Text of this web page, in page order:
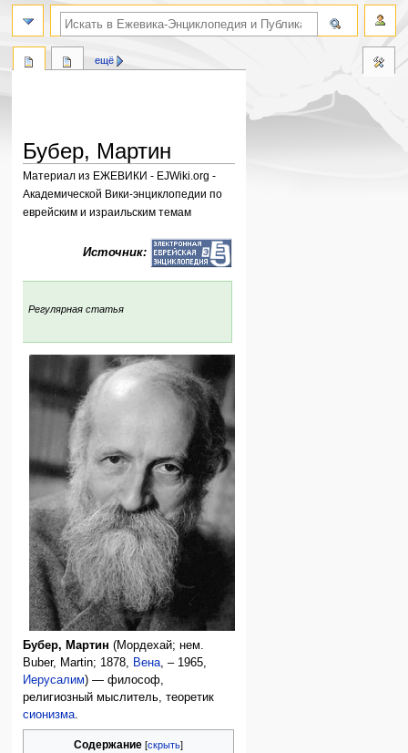
Бубер, Мартин
Материал из ЕЖЕВИКИ - EJWiki.org -
Академической Вики-энциклопедии по
еврейским и израильским темам
Источник:
Регулярная статья
Бубер, Мартин (Мордехай; нем.
Buber, Martin; 1878,
Вена , – 1965,
Иерусалим) — философ,
религиозный мыслитель, теоретик
сионизма
Содержание
ещё
поиск по словам